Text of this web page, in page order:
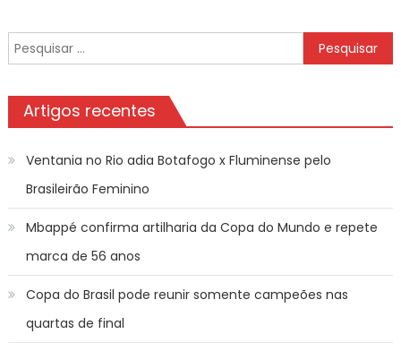
conteúdos
Pesquisar
por:
Artigos recentes
Ventania no Rio adia Botafogo x Fluminense pelo
Brasileirão Feminino
Mbappé confirma artilharia da Copa do Mundo e repete
marca de 56 anos
Copa do Brasil pode reunir somente campeões nas
quartas de final